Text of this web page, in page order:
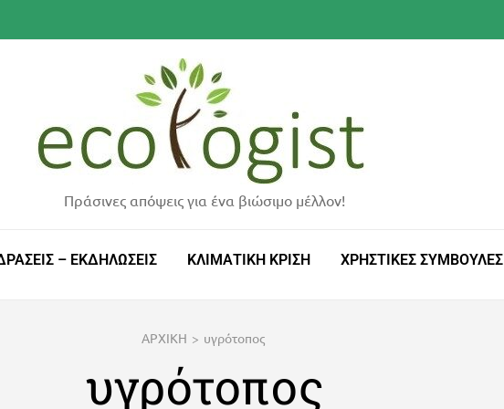
Πράσινες απόψεις για ένα βιώσιμο μέλλον!
– ΕΚΔΗΛΩΣΕΙΣ ΚΛΙΜΑΤΙΚΗ ΚΡΙΣΗ ΧΡΗΣΤΙΚΕΣ ΣΥΜΒΟΥΛΕΣ
ΑΡΧΙΚΗ > υγρότοπος
υγρότοπος